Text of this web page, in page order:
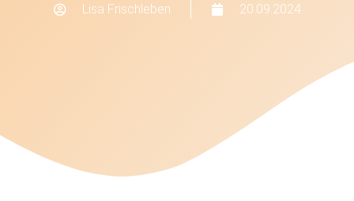
Lisa Frischleben 20.09.2024